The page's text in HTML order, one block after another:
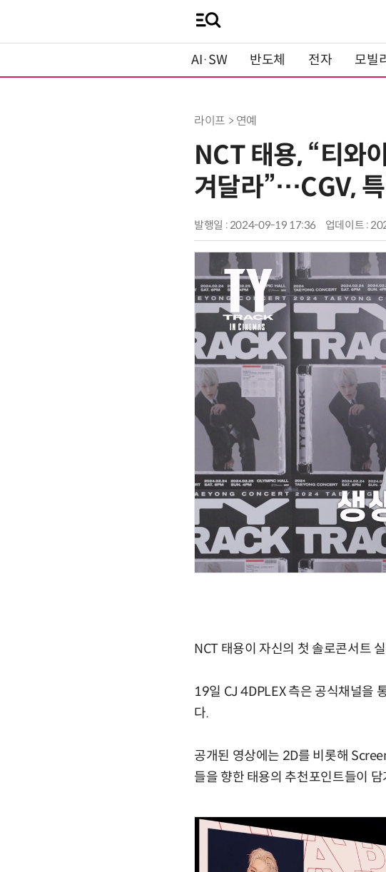
AI·SW 반도체 전자 모빌
라이프 > 연예
NCT 태용, “티와
겨달라”…CGV,
발행일 : 2024-09-19 17:36 업데이트 :
NCT 태용이 자신의 첫 솔로콘서트
19일 CJ 4DPLEX 측은 공식채널을
다.
공개된 영상에는 2D를 비롯해
들을 향한 태용의 추천포인트들이 담